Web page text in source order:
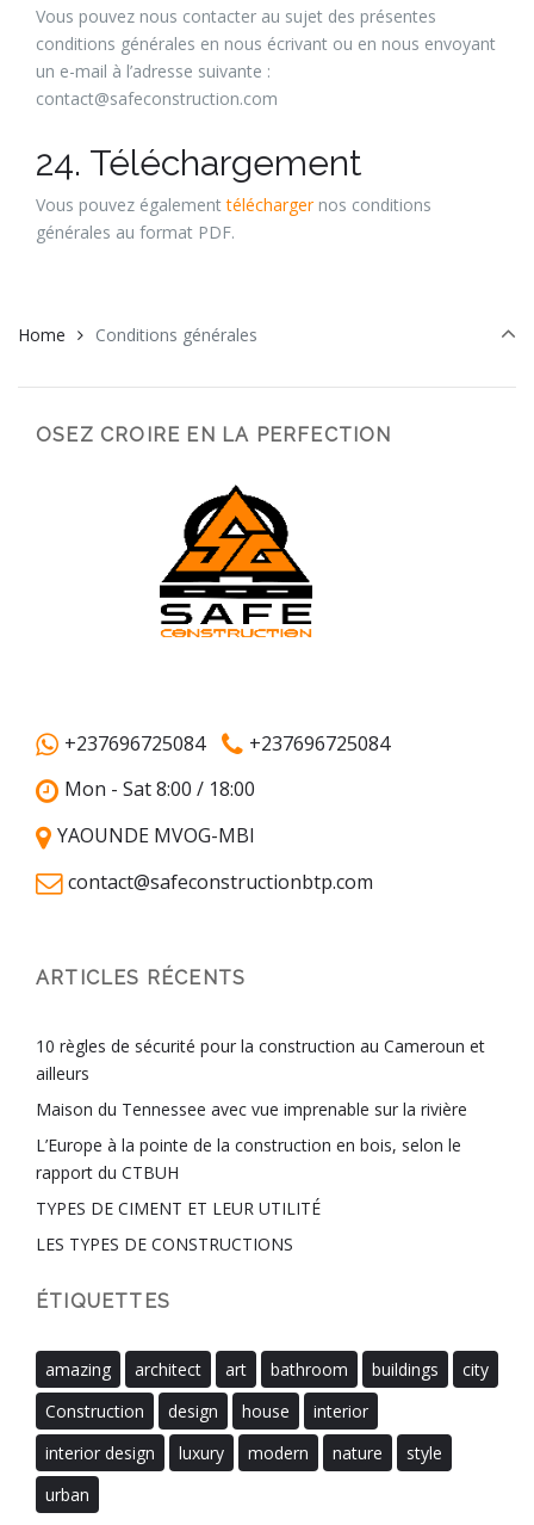
Vous pouvez nous contacter au sujet des présentes
conditions générales en nous écrivant ou en nous envoyant
un e-mail à l’adresse suivante :
contact@safeconstruction.com
24. Téléchargement
Vous pouvez égalementtéléchargernos conditions
générales au format PDF.
Home Conditions générales
OSEZ CROIRE EN LA PERFECTION
+237696725084
+237696725084
Mon - Sat 8:00 / 18:00
YAOUNDE MVOG-MBI
contact@safeconstructionbtp.com
ARTICLES RÉCENTS
10 règles de sécurité pour la construction au Cameroun et
ailleurs
Maison du Tennessee avec vue imprenable sur la rivière
L’Europe à la pointe de la construction en bois, selon le
rapport du CTBUH
TYPES DE CIMENT ET LEUR UTILITÉ
LES TYPES DE CONSTRUCTIONS
ÉTIQUETTES
amazing architect art bathroom buildings
city
Construction
design house
interior
interior design
luxury modern nature
style
urban